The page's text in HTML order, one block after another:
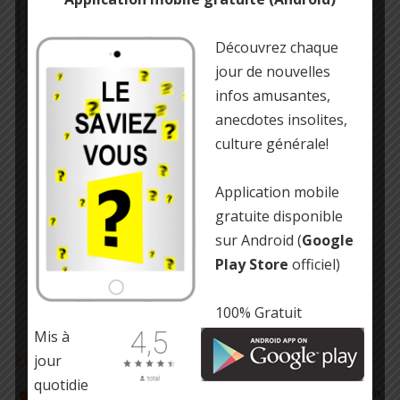
LE SAVIEZ-VOUS ?
Découvrez chaque
jour de nouvelles
infos amusantes,
anecdotes insolites,
culture générale!
Application mobile
gratuite disponible
sur Android (Google
Play Store officiel)
100% Gratuit
Mis à
jour
quotidie